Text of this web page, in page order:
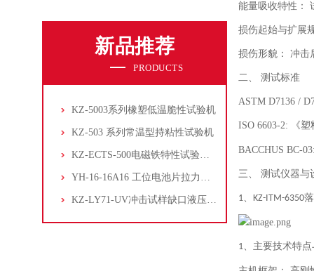
新品推荐
PRODUCTS
KZ-5003系列橡塑低温脆性试验机
KZ-503 系列常温型持粘性试验机
KZ-ECTS-500电磁铁特性试验系统
YH-16-16A16 工位电池片拉力试验机
KZ-LY71-UV冲击试样缺口液压拉床
能量吸收特性：
损伤起始与扩展
损伤形貌： 冲击
二、 测试标准
ASTM D7136 /
ISO 6603-2: 《塑
BACCHUS BC-
三、 测试仪器与
1、 KZ-ITM-6350
1、 主要技术特